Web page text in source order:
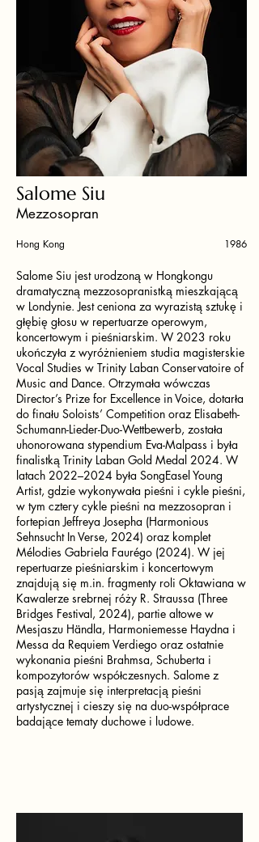
Salome Siu
Mezzosopran
1986
Hong Kong
Salome Siu jest urodzoną w Hongkongu
dramatyczną mezzosopranistką mieszkającą
w Londynie. Jest ceniona za wyrazistą sztukę i
głębię głosu w repertuarze operowym,
koncertowym i pieśniarskim. W 2023 roku
ukończyła z wyróżnieniem studia magisterskie
Vocal Studies w Trinity Laban Conservatoire of
Music and Dance. Otrzymała wówczas
Director’s Prize for Excellence in Voice, dotarła
do finału Soloists’ Competition oraz Elisabeth-
Schumann-Lieder-Duo-Wettbewerb, została
uhonorowana stypendium Eva-Malpass i była
finalistką Trinity Laban Gold Medal 2024. W
latach 2022–2024 była SongEasel Young
Artist, gdzie wykonywała pieśni i cykle pieśni,
w tym cztery cykle pieśni na mezzosopran i
fortepian Jeffreya Josepha (Harmonious
Sehnsucht In Verse, 2024) oraz komplet
Mélodies Gabriela Faurégo (2024). W jej
repertuarze pieśniarskim i koncertowym
znajdują się m.in. fragmenty roli Oktawiana w
Kawalerze srebrnej róży R. Straussa (Three
Bridges Festival, 2024), partie altowe w
Mesjaszu Händla, Harmoniemesse Haydna i
Messa da Requiem Verdiego oraz ostatnie
wykonania pieśni Brahmsa, Schuberta i
kompozytorów współczesnych. Salome z
pasją zajmuje się interpretacją pieśni
artystycznej i cieszy się na duo-współprace
badające tematy duchowe i ludowe.